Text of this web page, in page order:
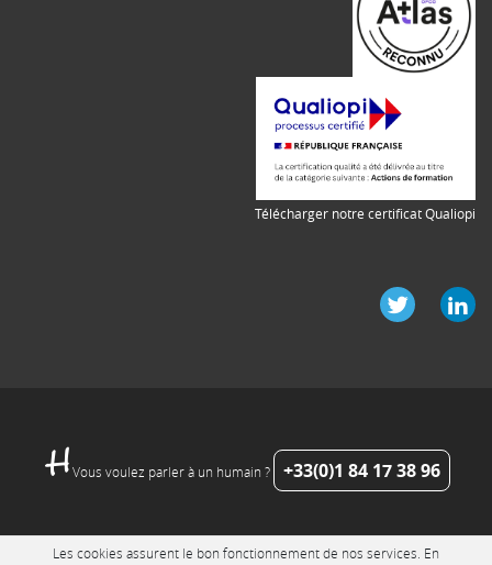
Télécharger notre certificat Qualiopi
Vous voulez parler à un humain ? +33(0)1 84 17 38 96
Les cookies assurent le bon fonctionnement de nos services. En